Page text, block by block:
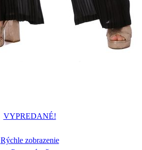
VYPREDANÉ!
Rýchle zobrazenie